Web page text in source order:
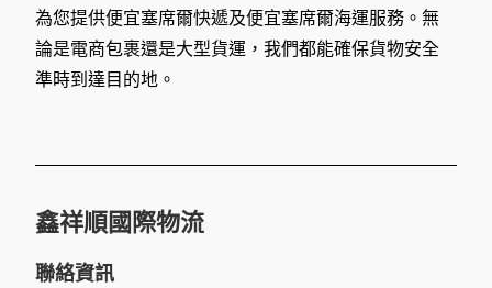
為您提供便宜塞席爾快遞及便宜塞席爾海運服務。無
論是電商包裹還是大型貨運，我們都能確保貨物安全
準時到達目的地。
鑫祥順國際物流
聯絡資訊